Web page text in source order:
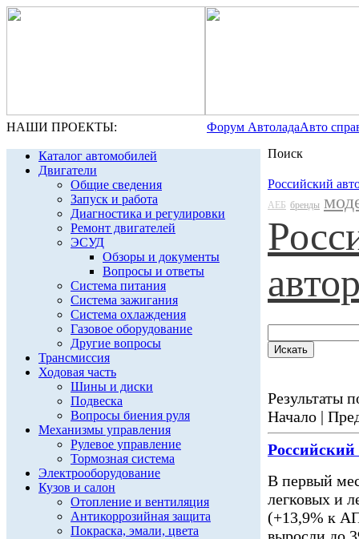
НАШИ ПРОЕКТЫ: Форум АвтоладаАвто
Каталог автомобилей
Двигатели
Общие сведения
Запуск и работа
Диагностика и регулировки
Ремонт двигателей
ЭСУД
Обзоры и документы
Вопросы и ответы
Система питания
Система зажигания
Система охлаждения
Газовое оборудование
Другие вопросы
Трансмиссия
Ходовая часть
Шины и диски
Подвеска
Вопросы биения руля
Механизмы управления
Рулевое управление
Тормозная система
Электрооборудование
Кузов и салон
Отопление и вентиляция
Антикоррозийная защита
Покраска, эмали, цвета
Поиск
Российский
АЕБ бренды
Результаты
Начало |
В первый
легковых и
(+13,9% к